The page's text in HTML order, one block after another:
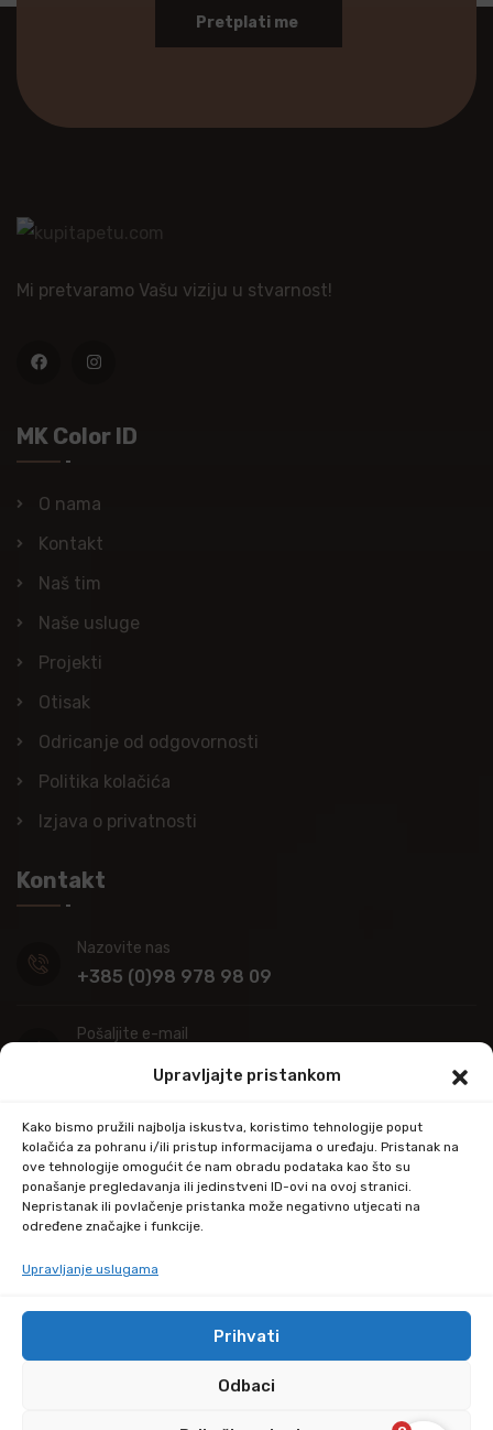
Upravljajte pristankom
Kako bismo pružili najbolja iskustva, koristimo tehnologije poput
kolačića za pohranu i/ili pristup informacijama o uređaju. Pristanak na
ove tehnologije omogućit će nam obradu podataka kao što su
ponašanje pregledavanja ili jedinstveni ID-ovi na ovoj stranici.
Nepristanak ili povlačenje pristanka može negativno utjecati na
određene značajke i funkcije.
Upravljanje uslugama
Prihvati
Odbaci
Pretplati me
Mi pretvaramo Vašu viziju u stvarnost!
MK Color ID
O nama
Kontakt
Naš tim
Naše usluge
Projekti
Otisak
Odricanje od odgovornosti
Politika kolačića
Izjava o privatnosti
Kontakt
Nazovite nas
+385 (0)98 978 98 09
Pošaljite e-mail
Adresa
Industrijska ulica 39,
34000 Požega
© Copyright 2024 by kupitapetu.com